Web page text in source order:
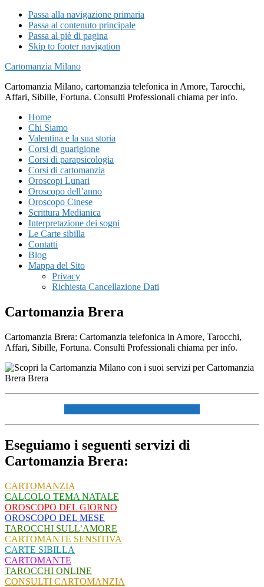
Passa alla navigazione primaria
Passa al contenuto principale
Passa al piè di pagina
Skip to footer navigation
Cartomanzia Milano
Cartomanzia Milano, cartomanzia telefonica in Amore, Tarocchi,
Affari, Sibille, Fortuna. Consulti Professionali chiama per info.
Home
Chi Siamo
Valentina e la sua storia
Corsi di guarigione
Corsi di parapsicologia
Corsi di cartomanzia
Oroscopi Lunari
Oroscopo dell’anno
Oroscopo Cinese
Scrittura Medianica
Interpretazione dei sogni
Le Carte sibilla
Contatti
Blog
Mappa del Sito
Privacy
Richiesta Cancellazione Dati
Cartomanzia Brera
Cartomanzia Brera: Cartomanzia telefonica in Amore, Tarocchi,
Affari, Sibille, Fortuna. Consulti Professionali chiama per info.
Eseguiamo i seguenti servizi di
Cartomanzia Brera:
CARTOMANZIA
CALCOLO TEMA NATALE
OROSCOPO DEL GIORNO
OROSCOPO DEL MESE
TAROCCHI SULL’AMORE
CARTOMANTE SENSITIVA
CARTE SIBILLA
CARTOMANTE
TAROCCHI ONLINE
CONSULTI CARTOMANZIA